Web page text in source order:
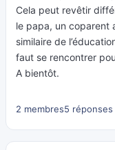
Cela peut revêtir
le papa, un coparent
similaire de
faut se rencontrer
A bientôt.
2 membres5 réponses